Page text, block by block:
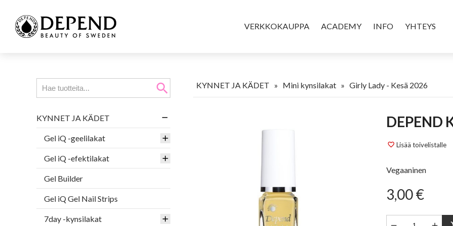
VERKKOKAUPPA ACADEMY INFO YHTEYS
search
KYNNET JA KÄDET
Gel iQ -geelilakat
Gel iQ -efektilakat
Gel Builder
Gel iQ Gel Nail Strips
7day -kynsilakat
KYNNET JA KÄDET » Mini kynsilakat » Girly Lady - Kesä 2026
favorite_border Lisää toivelistalle
Vegaaninen
3,00 €